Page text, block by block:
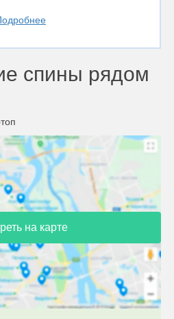
спины рядом
на карте